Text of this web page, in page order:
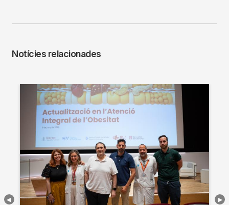
Notícies relacionades